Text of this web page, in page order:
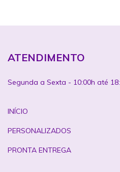
ATENDIMENTO
Segunda a Sexta - 10:00h até
INÍCIO
PERSONALIZADOS
PRONTA ENTREGA